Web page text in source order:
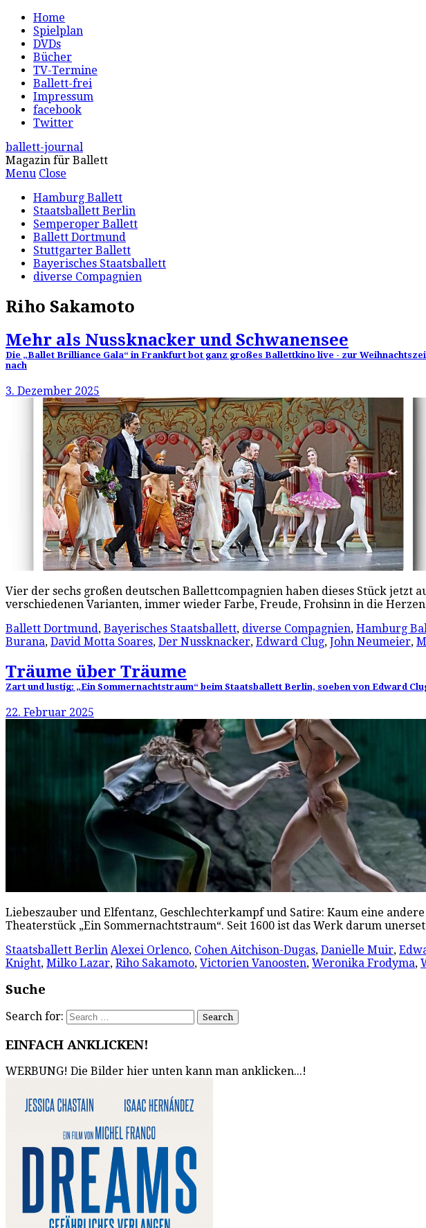
Home
Spielplan
DVDs
Bücher
TV-Termine
Ballett-frei
Impressum
facebook
Twitter
ballett-journal
Magazin für Ballett
Menu Close
Hamburg Ballett
Staatsballett Berlin
Semperoper Ballett
Ballett Dortmund
Stuttgarter Ballett
Bayerisches Staatsballett
diverse Compagnien
Riho Sakamoto
Mehr als Nussknacker und Schwanensee
Die „Ballet Brilliance Gala“ in Frankfurt bot ganz großes Ballettkino live - zur
nach
3. Dezember 2025
Vier der sechs großen deutschen Ballettcompagnien haben dieses Stück jetzt
verschiedenen Varianten, immer wieder Farbe, Freude, Frohsinn in die
Ballett Dortmund, Bayerisches Staatsballett, diverse Compagnien, Hamburg
Burana, David Motta Soares, Der Nussknacker, Edward Clug, John Neumeier,
Träume über Träume
Zart und lustig: „Ein Sommernachtstraum“ beim Staatsballett Berlin, soeben von Edward
22. Februar 2025
Liebeszauber und Elfentanz, Geschlechterkampf und Satire: Kaum eine
Theaterstück „Ein Sommernachtstraum“. Seit 1600 ist das Werk darum
Staatsballett Berlin Alexei Orlenco, Cohen Aitchison-Dugas, Danielle Muir,
Knight, Milko Lazar, Riho Sakamoto, Victorien Vanoosten, Weronika Frodyma,
Suche
Search for:
EINFACH ANKLICKEN!
WERBUNG! Die Bilder hier unten kann man anklicken...!